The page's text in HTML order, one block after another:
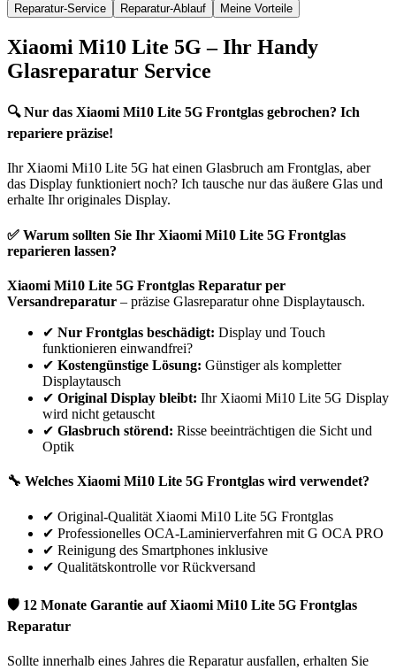
Reparatur-Service Reparatur-Ablauf Meine Vorteile
Xiaomi Mi10 Lite 5G – Ihr Handy
Glasreparatur Service
🔍 Nur das Xiaomi Mi10 Lite 5G Frontglas gebrochen? Ich
repariere präzise!
Ihr Xiaomi Mi10 Lite 5G hat einen Glasbruch am Frontglas, aber
das Display funktioniert noch? Ich tausche nur das äußere Glas und
erhalte Ihr originales Display.
✅ Warum sollten Sie Ihr Xiaomi Mi10 Lite 5G Frontglas
reparieren lassen?
Xiaomi Mi10 Lite 5G Frontglas Reparatur per
Versandreparatur – präzise Glasreparatur ohne Displaytausch.
✔ Nur Frontglas beschädigt: Display und Touch
funktionieren einwandfrei?
✔ Kostengünstige Lösung: Günstiger als kompletter
Displaytausch
✔ Original Display bleibt: Ihr Xiaomi Mi10 Lite 5G Display
wird nicht getauscht
✔ Glasbruch störend: Risse beeinträchtigen die Sicht und
Optik
🔧 Welches Xiaomi Mi10 Lite 5G Frontglas wird verwendet?
✔ Original-Qualität Xiaomi Mi10 Lite 5G Frontglas
✔ Professionelles OCA-Laminierverfahren mit G OCA PRO
✔ Reinigung des Smartphones inklusive
✔ Qualitätskontrolle vor Rückversand
🛡 12 Monate Garantie aufXiaomi Mi10 Lite 5G Frontglas
Reparatur
Sollte innerhalb eines Jahres die Reparatur ausfallen, erhalten Sie